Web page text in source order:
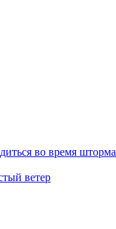
во время шторма
ветер